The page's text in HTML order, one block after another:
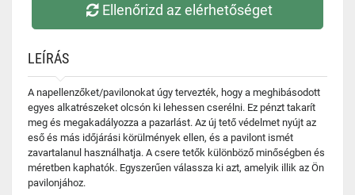
Ellenőrizd az elérhetőséget
LEÍRÁS
A napellenzőket/pavilonokat úgy tervezték, hogy a meghibásodott
egyes alkatrészeket olcsón ki lehessen cserélni. Ez pénzt takarít
meg és megakadályozza a pazarlást. Az új tető védelmet nyújt az
eső és más időjárási körülmények ellen, és a pavilont ismét
zavartalanul használhatja. A csere tetők különböző minőségben és
méretben kaphatók. Egyszerűen válassza ki azt, amelyik illik az Ön
pavilonjához.